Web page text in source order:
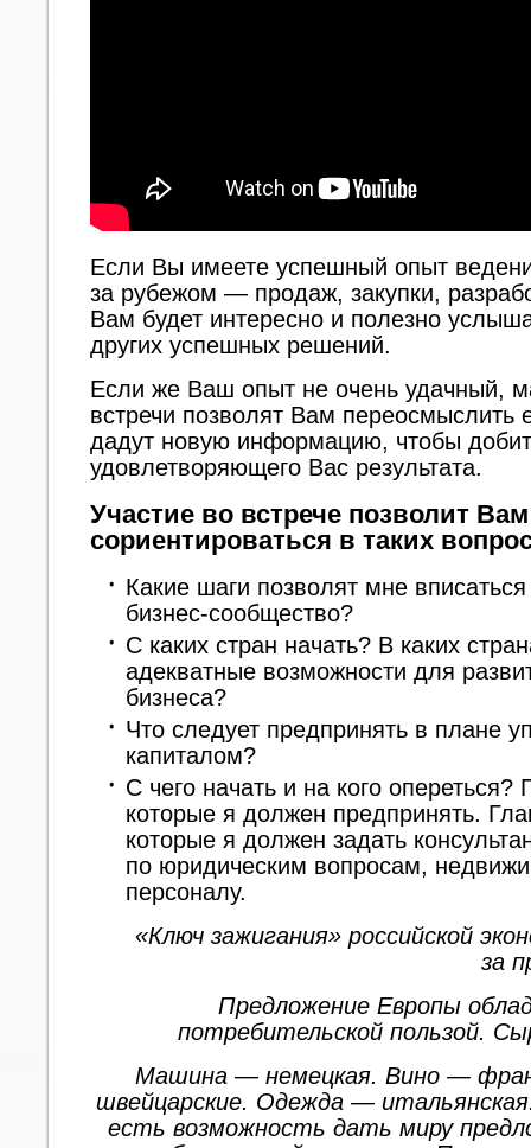
Если Вы имеете успешный опыт
за рубежом — продаж, закупки,
Вам будет интересно и полезно
других успешных решений.
Если же Ваш опыт не очень удачный,
встречи позволят Вам переосмыслить
дадут новую информацию, чтобы
удовлетворяющего Вас результата.
Участие во встрече позволит
сориентироваться в таких
Какие шаги позволят мне
бизнес-сообщество?
С каких стран начать? В каких
адекватные возможности для
бизнеса?
Что следует предпринять в плане
капиталом?
С чего начать и на кого
которые я должен предпринять.
которые я должен задать
по юридическим вопросам,
персоналу.
«Ключ зажигания» российской
за
Предложение Европы
потребительской пользой.
Машина — немецкая. Вино —
швейцарские. Одежда —
есть возможность дать миру